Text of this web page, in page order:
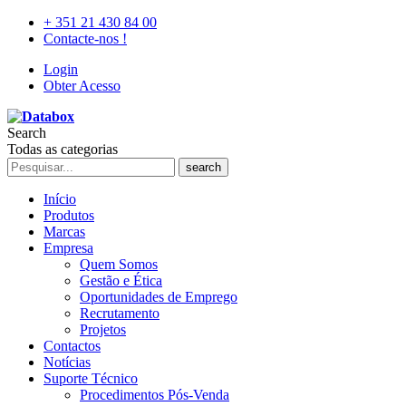
+ 351 21 430 84 00
Contacte-nos !
Login
Obter Acesso
Search
Todas as categorias
search
Início
Produtos
Marcas
Empresa
Quem Somos
Gestão e Ética
Oportunidades de Emprego
Recrutamento
Projetos
Contactos
Notícias
Suporte Técnico
Procedimentos Pós-Venda